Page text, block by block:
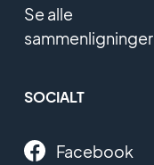
Se alle
sammenligninger
SOCIALT
Facebook